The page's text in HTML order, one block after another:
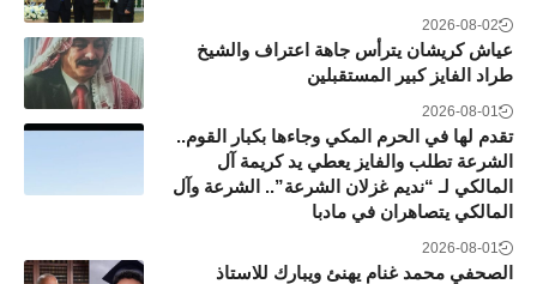
2026-08-02
عياش كريشان يترأس جاهة اعتراف والشيخ
طراد الفايز كبير المستقبلين
2026-08-01
تقدم لها في الحرم المكي وجاءها بكبار القوم..
الشرعة تطلب والفايز يعطي يد كريمة آل
المالكي لـ “نديم غزلان الشرعة”.. الشرعة وآل
المالكي يتصاهران في مادبا
2026-08-01
الصحفي محمد غنام يهنئ ويبارك للاستاذ